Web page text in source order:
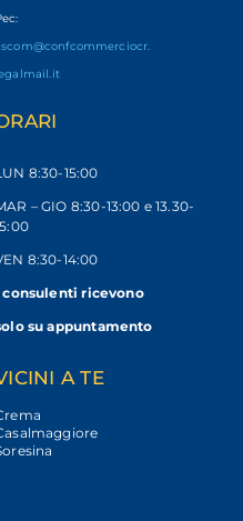
8:30-15:00
– GIO 8:30-13:00 e 13.30-
8:30-14:00
consulenti ricevono
su appuntamento
A TE